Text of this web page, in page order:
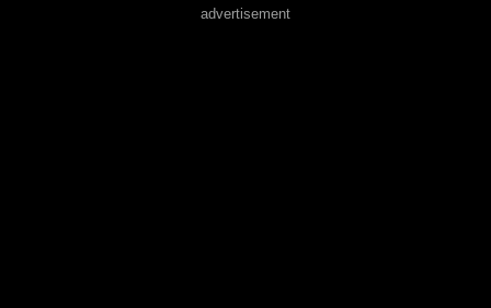
advertisement